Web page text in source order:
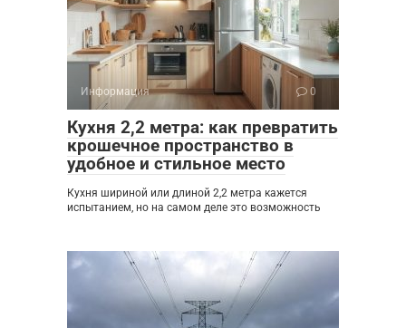
Информация 0
Кухня 2,2 метра: как превратить
крошечное пространство в
удобное и стильное место
Кухня шириной или длиной 2,2 метра кажется
испытанием, но на самом деле это возможность